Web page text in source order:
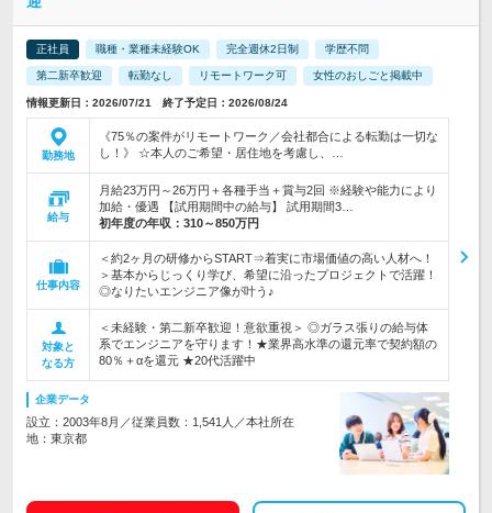
正社員 職種・業種未経験OK 完全週休2日制 学歴不問
第二新卒歓迎 転勤なし リモートワーク可 女性のおしごと掲載中
情報更新日：2026/07/21 終了予定日：2026/08/24
勤務地
《75％の案件がリモートワーク／会社都合による転勤は一切な
し！》 ☆本人のご希望・居住地を考慮し、…
給与
月給23万円～26万円＋各種手当＋賞与2回 ※経験や能力により
加給・優遇 【試用期間中の給与】 試用期間3…
初年度の年収： 310～850万円
仕事内容
＜約2ヶ月の研修からSTART⇒着実に市場価値の高い人材へ！
＞基本からじっくり学び、希望に沿ったプロジェクトで活躍！
◎なりたいエンジニア像が叶う♪
対象と
なる方
＜未経験・第二新卒歓迎！意欲重視＞ ◎ガラス張りの給与体
系でエンジニアを守ります！★業界高水準の還元率で契約額の
80％＋αを還元 ★20代活躍中
企業データ
設立：2003年8月／従業員数：1,541人／本社所在
地：東京都